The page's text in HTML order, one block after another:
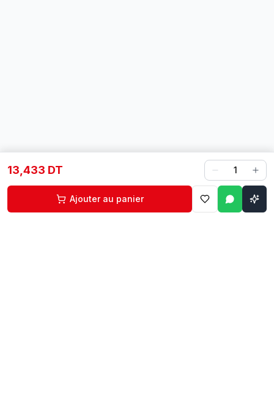
13,433 DT 1
Ajouter au panier